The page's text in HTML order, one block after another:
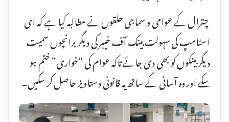
​ چترال کے عوامی و سماجی حلقوں نے مطالبہ کیا ہے کہ ای
اسٹامپ کی سہولت بینک آف خیبر کی دیگر برانچوں سمیت
دیگر بینکوں کو بھی دی جائے تاکہ عوام کی “خواری” ختم ہو
سکے اور وہ آسانی کے ساتھ یہ قانونی دستاویز حاصل کر سکیں۔